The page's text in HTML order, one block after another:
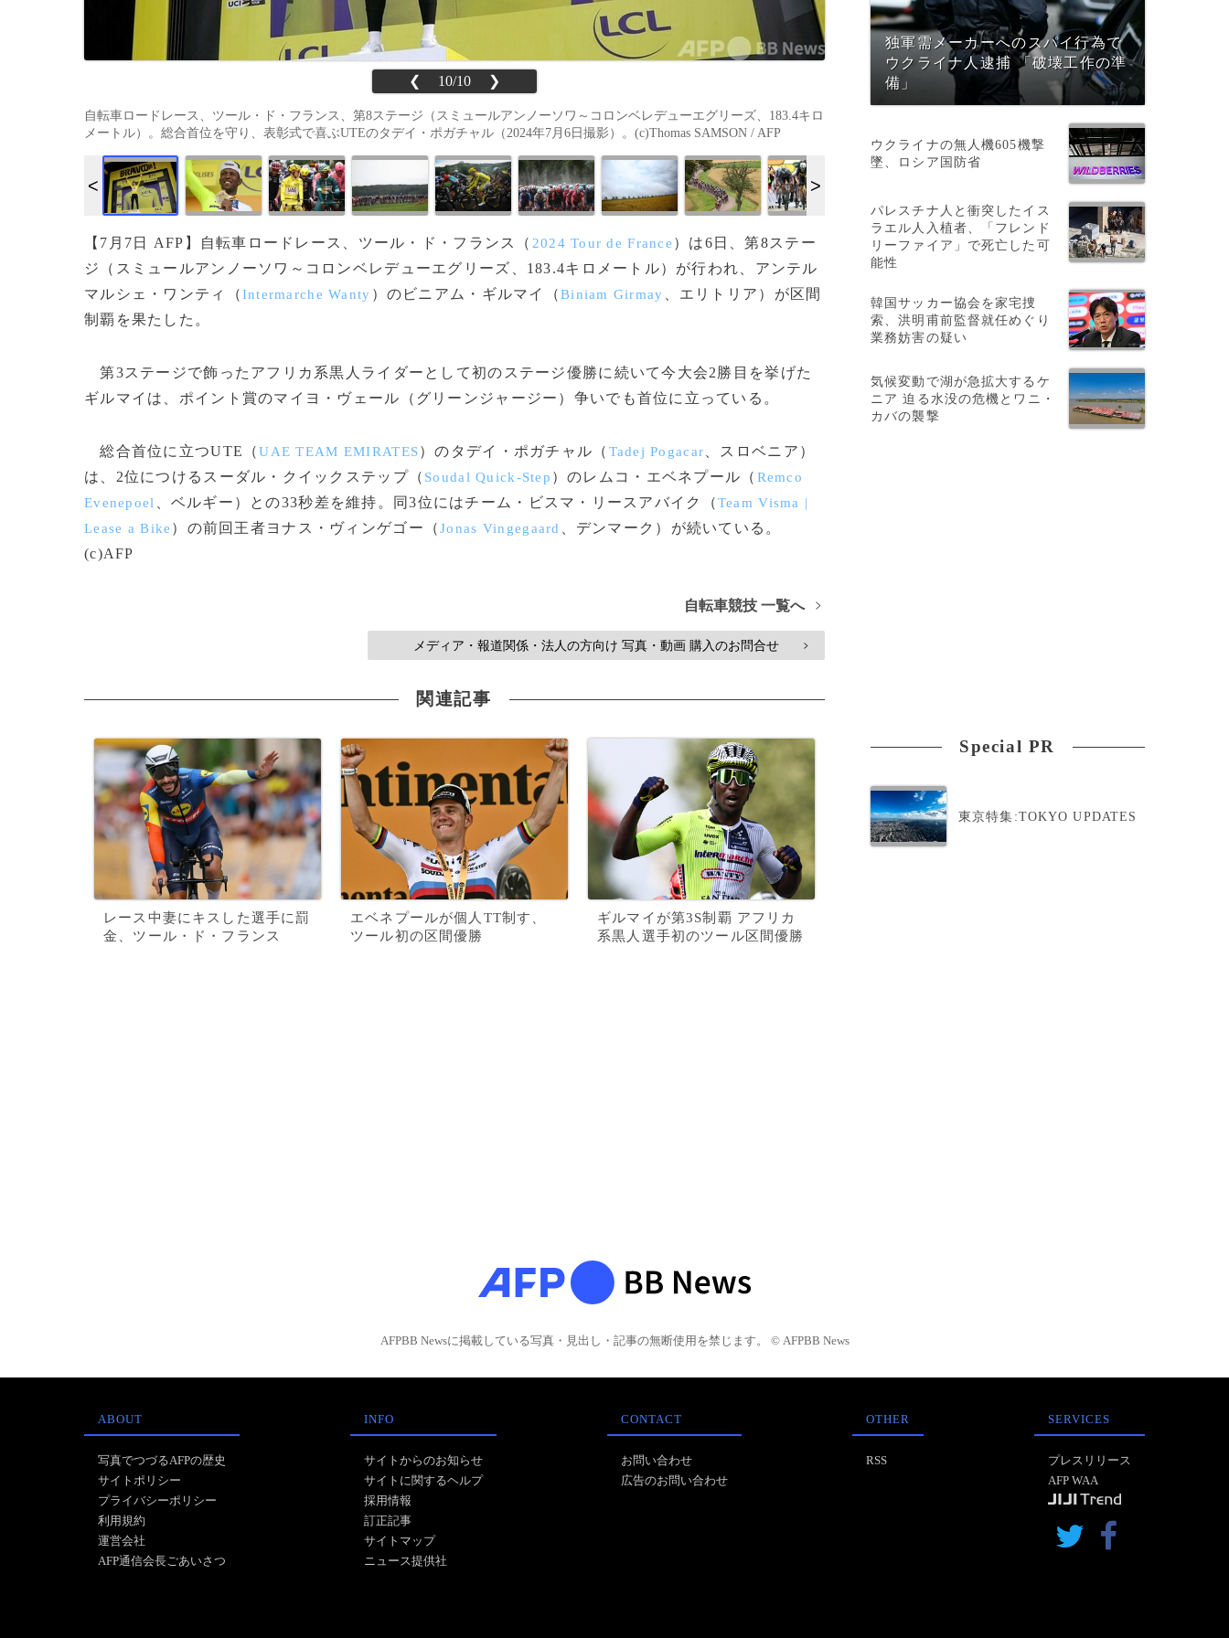
❮ 10/10 ❯
自転車ロードレース、ツール・ド・フランス、第8ステージ（スミュールアンノーソワ～コロンベレデューエグリーズ、183.4キロ
メートル）。総合首位を守り、表彰式で喜ぶUTEのタデイ・ポガチャル（2024年7月6日撮影）。(c)Thomas SAMSON / AFP
【7月7日 AFP】自転車ロードレース、ツール・ド・フランス（ 2024 Tour de France ）は6日、第8ステー
ジ（スミュールアンノーソワ～コロンベレデューエグリーズ、183.4キロメートル）が行われ、アンテル
マルシェ・ワンティ（Intermarche Wanty ）のビニアム・ギルマイ（Biniam Girmay
、エリトリア）が区間
制覇を果たした。
第3ステージで飾ったアフリカ系黒人ライダーとして初のステージ優勝に続いて今大会2勝目を挙げた
ギルマイは、ポイント賞のマイヨ・ヴェール（グリーンジャージー）争いでも首位に立っている。
総合首位に立つUTE（UAE TEAM EMIRATES）のタデイ・ポガチャル（ Tadej Pogacar
、スロベニア）
は、2位につけるスーダル・クイックステップ（ Soudal Quick-Step ）のレムコ・エベネプール（ Remco
Evenepoel
、ベルギー）との33秒差を維持。同3位にはチーム・ビスマ・リースアバイク（Team Visma |
Lease a Bike ）の前回王者ヨナス・ヴィンゲゴー（Jonas Vingegaard
、デンマーク）が続いている。
(c)AFP
自転車競技 一覧へ >
メディア・報道関係・法人の方向け 写真・動画 購入のお問合せ >
関連記事
レース中妻にキスした選手に罰
金、ツール・ド・フランス
エベネプールが個人TT制す、
ツール初の区間優勝
ギルマイが第3S制覇 アフリカ
系黒人選手初のツール区間優勝
独軍需メーカーへのスパイ行為で
ウクライナ人逮捕 「破壊工作の準
備」
ウクライナの無人機605機撃
墜、ロシア国防省
パレスチナ人と衝突したイス
ラエル人入植者、「フレンド
リーファイア」で死亡した可
能性
韓国サッカー協会を家宅捜
索、洪明甫前監督就任めぐり
業務妨害の疑い
気候変動で湖が急拡大するケ
ニア 迫る水没の危機とワニ・
カバの襲撃
Special PR
東京特集:TOKYO UPDATES
AFPBB Newsに掲載している写真・見出し・記事の無断使用を禁じます。 © AFPBB News
ABOUT
写真でつづるAFPの歴史
サイトポリシー
プライバシーポリシー
利用規約
運営会社
AFP通信会長ごあいさつ
INFO
サイトからのお知らせ
サイトに関するヘルプ
採用情報
訂正記事
サイトマップ
ニュース提供社
CONTACT
お問い合わせ
広告のお問い合わせ
OTHER
RSS
SERVICES
プレスリリース
AFP WAA